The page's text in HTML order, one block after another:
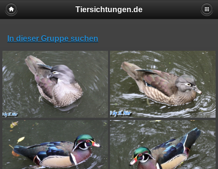
Tiersichtungen.de
In dieser Gruppe suchen